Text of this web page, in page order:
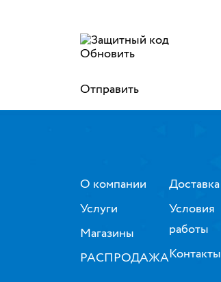
Обновить
Отправить
О компании
Услуги
Магазины
РАСПРОДАЖА
Доставка
Условия
работы
Контакты